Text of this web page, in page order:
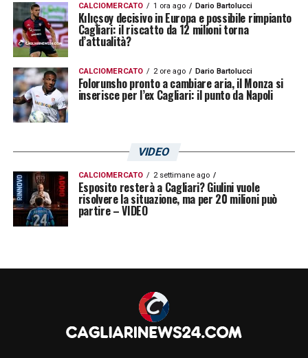
CALCIOMERCATO 1 ora ago Dario Bartolucci
Kılıçsoy decisivo in Europa e possibile rimpianto
Cagliari: il riscatto da 12 milioni torna
d’attualità?
CALCIOMERCATO 2 ore ago Dario Bartolucci
Folorunsho pronto a cambiare aria, il Monza si
inserisce per l’ex Cagliari: il punto da Napoli
VIDEO
CALCIOMERCATO 2 settimane ago
Esposito resterà a Cagliari? Giulini vuole
risolvere la situazione, ma per 20 milioni può
partire – VIDEO